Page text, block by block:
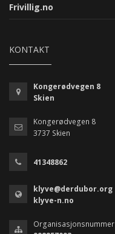
Frivillig.no
KONTAKT
Kongerødvegen 8
Skien
Kongerødvegen 8
3737 Skien
41348862
klyve@derdubor.org
klyve-n.no
Organisasjonsnummer